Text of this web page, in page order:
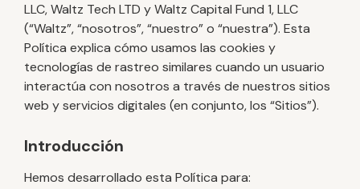
LLC, Waltz Tech LTD y Waltz Capital Fund 1, LLC
(“Waltz”, “nosotros”, “nuestro” o “nuestra”). Esta
Política explica cómo usamos las cookies y
tecnologías de rastreo similares cuando un usuario
interactúa con nosotros a través de nuestros sitios
web y servicios digitales (en conjunto, los “Sitios”).
Introducción
Hemos desarrollado esta Política para: